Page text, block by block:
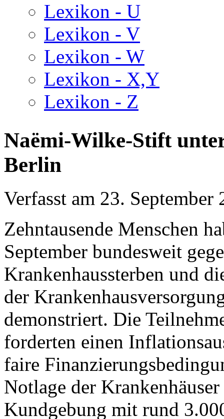
Lexikon - U
Lexikon - V
Lexikon - W
Lexikon - X,Y
Lexikon - Z
Naëmi-Wilke-Stift
Berlin
Verfasst am 23. September
Zehntausende Menschen
September bundesweit
Krankenhaussterben und
der
demonstriert. Die
forderten einen
faire
Notlage der
Kundgebung mit rund